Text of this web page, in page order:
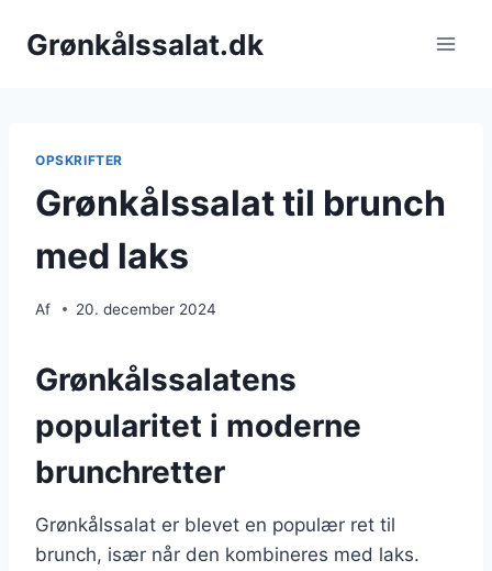
Grønkålssalat.dk
OPSKRIFTER
Grønkålssalat til brunch
med laks
Af 20. december 2024
Grønkålssalatens
popularitet i moderne
brunchretter
Grønkålssalat er blevet en populær ret til
brunch, især når den kombineres med laks.